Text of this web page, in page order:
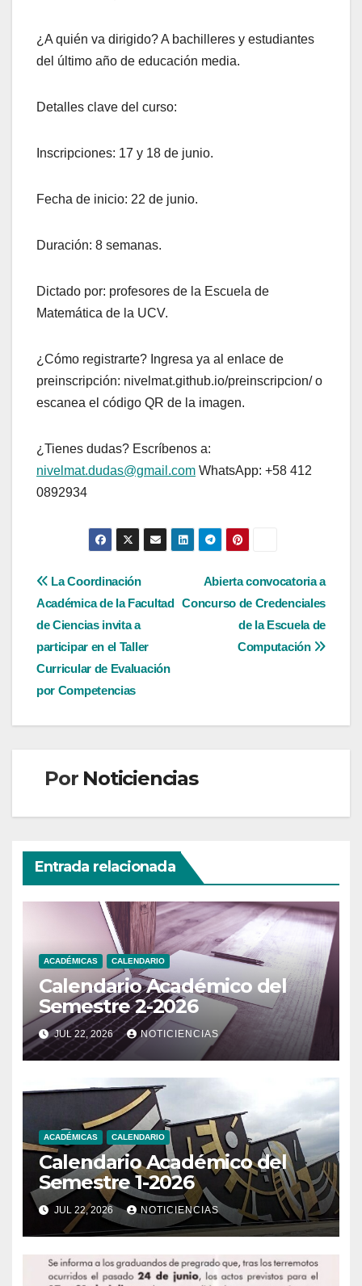
¿A quién va dirigido? A bachilleres y estudiantes
del último año de educación media.
Detalles clave del curso:
Inscripciones: 17 y 18 de junio.
Fecha de inicio: 22 de junio.
Duración: 8 semanas.
Dictado por: profesores de la Escuela de
Matemática de la UCV.
¿Cómo registrarte? Ingresa ya al enlace de
preinscripción: nivelmat.github.io/preinscripcion/ o
escanea el código QR de la imagen.
¿Tienes dudas? Escríbenos a:
nivelmat.dudas@gmail.com WhatsApp: +58 412
0892934
Navegación
de
entradas
Abierta convocatoria a
Concurso de Credenciales
de la Escuela de
Computación
La Coordinación
Académica de la Facultad
de Ciencias invita a
participar en el Taller
Curricular de Evaluación
por Competencias
Por Noticiencias
Entrada relacionada
ACADÉMICAS CALENDARIO
Calendario Académico del
Semestre 2-2026
JUL 22, 2026 NOTICIENCIAS
ACADÉMICAS CALENDARIO
Calendario Académico del
Semestre 1-2026
JUL 22, 2026 NOTICIENCIAS